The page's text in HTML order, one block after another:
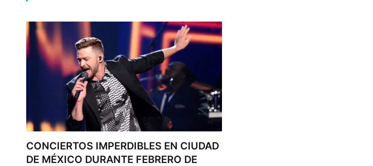
CONCIERTOS IMPERDIBLES EN CIUDAD
DE MÉXICO DURANTE FEBRERO DE